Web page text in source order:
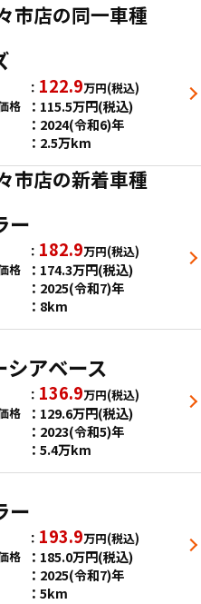
市店の同一車種
122.9万円(税込)
格
115.5万円(税込)
2024(令和6)年
2.5万km
市店の新着車種
ー
182.9万円(税込)
格
174.3万円(税込)
2025(令和7)年
8km
シアベース
136.9万円(税込)
格
129.6万円(税込)
2023(令和5)年
5.4万km
ー
193.9万円(税込)
格
185.0万円(税込)
2025(令和7)年
5km